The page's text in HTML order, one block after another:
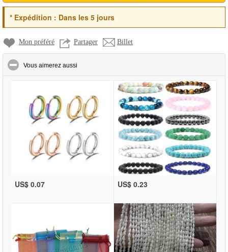
*Expédition : Dans les 5 jours
Mon préféré Partager Billet
Vous aimerez aussi
US$ 0.07 US$ 0.23